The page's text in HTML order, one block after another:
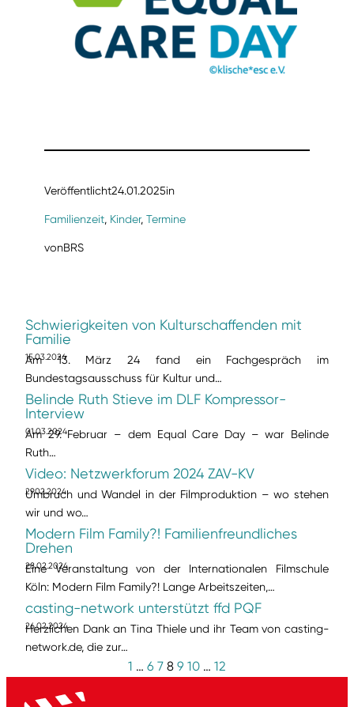
Veröffentlicht24.01.2025in
Familienzeit, Kinder, Termine
vonBRS
Schwierigkeiten von Kulturschaffenden mit
Familie
15.03.2024
Am 13. März 24 fand ein Fachgespräch im
Bundestagsausschuss für Kultur und…
Belinde Ruth Stieve im DLF Kompressor-
Interview
01.03.2024
Am 29. Februar – dem Equal Care Day – war Belinde
Ruth…
Video: Netzwerkforum 2024 ZAV-KV
29.02.2024
Umbruch und Wandel in der Filmproduktion – wo stehen
wir und wo…
Modern Film Family?! Familienfreundliches
Drehen
28.02.2024
Eine Veranstaltung von der Internationalen Filmschule
Köln: Modern Film Family?! Lange Arbeitszeiten,…
casting-network unterstützt ffd PQF
26.02.2024
Herzlichen Dank an Tina Thiele und ihr Team von casting-
network.de, die zur…
1 … 6 7 8 9 10 … 12